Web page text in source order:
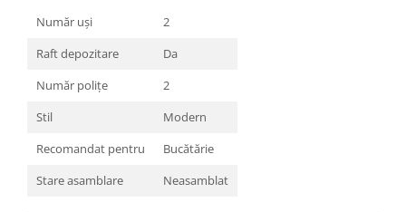
Număr uși
2
Raft depozitare
Da
Număr polițe
2
Stil
Modern
Recomandat pentru
Bucătărie
Stare asamblare
Neasamblat